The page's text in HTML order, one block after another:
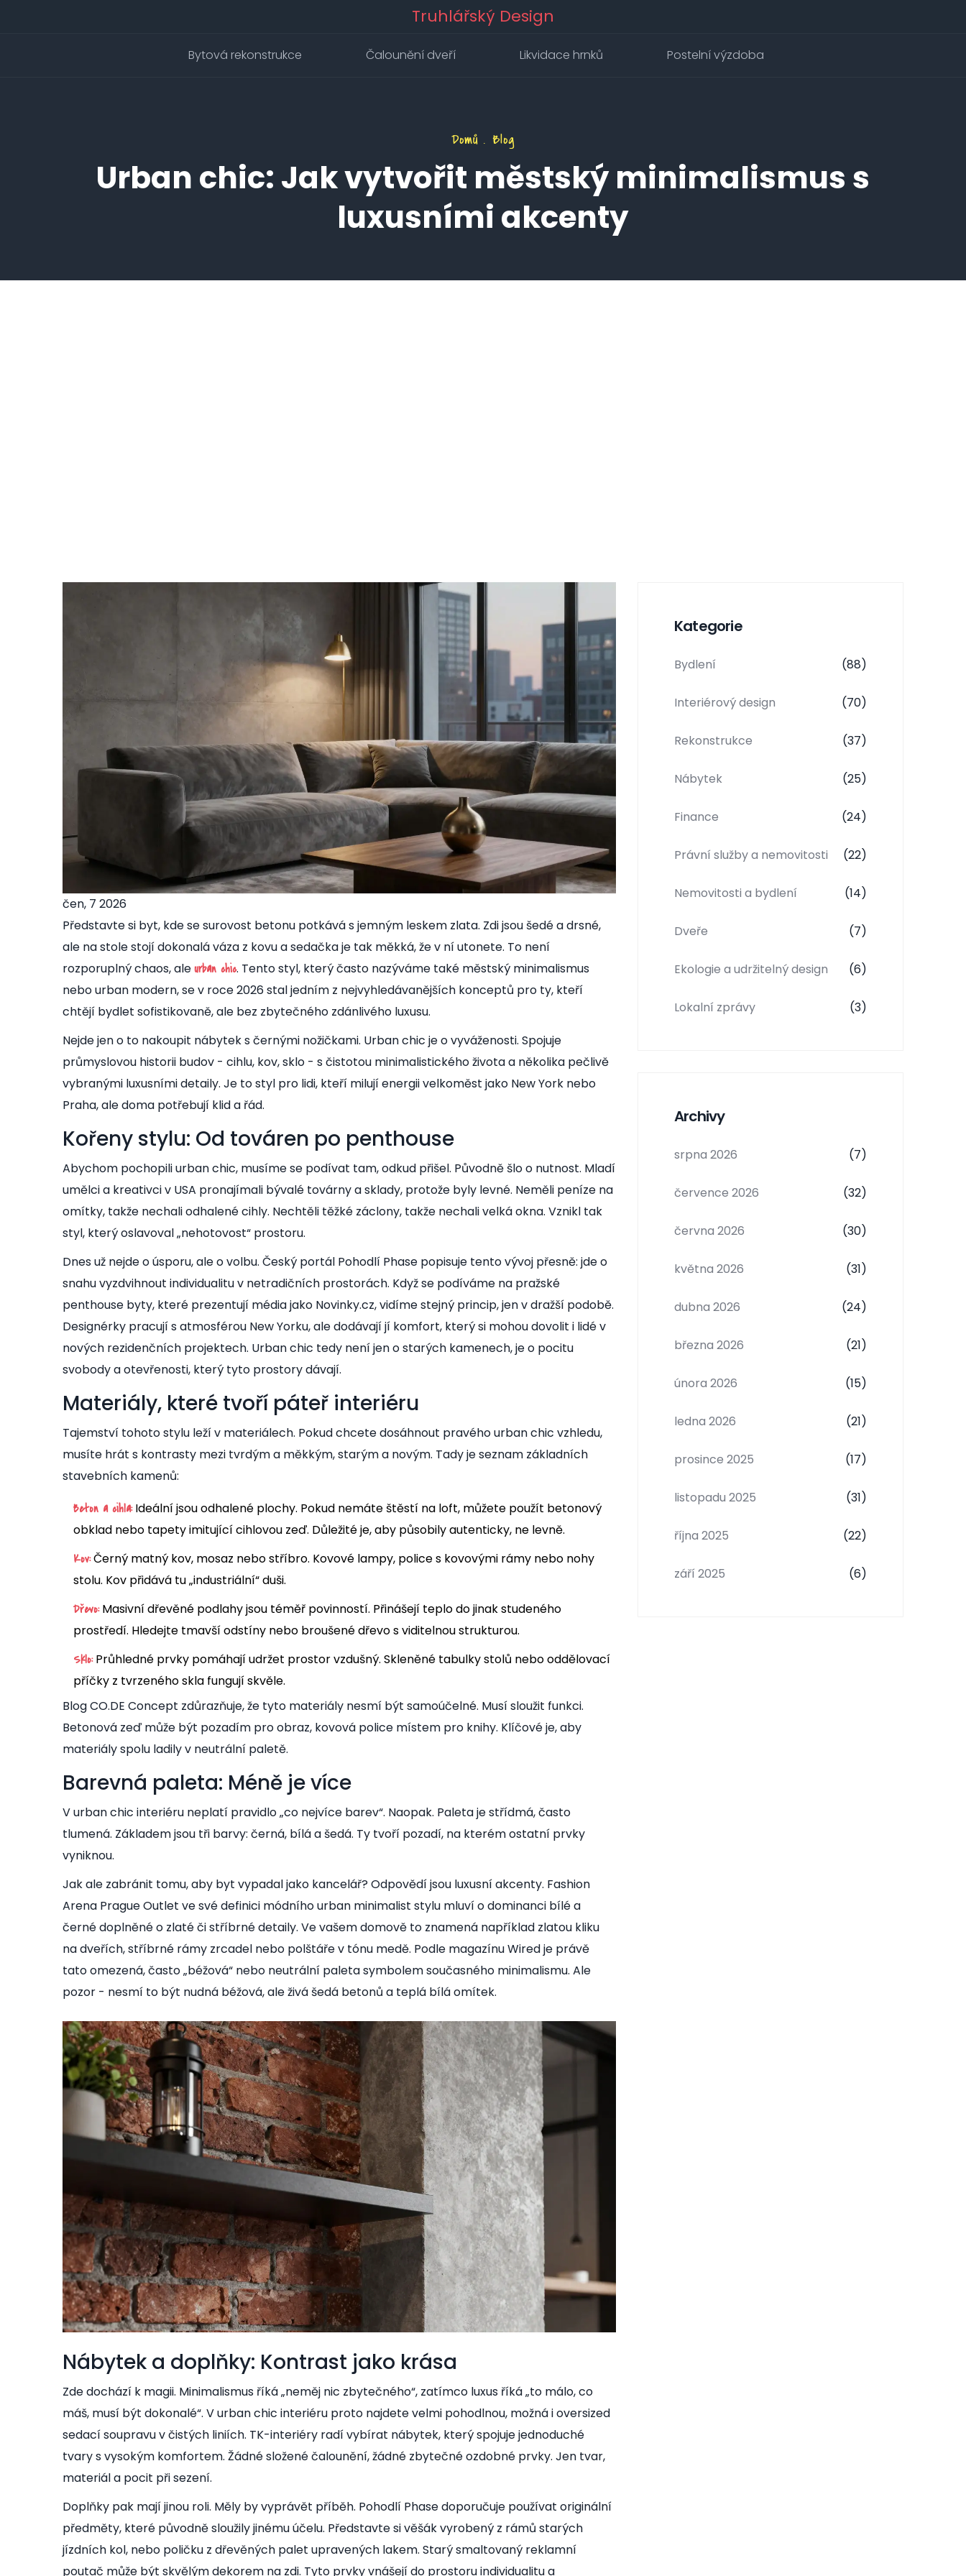
Truhlářský Design
Bytová rekonstrukce Čalounění dveří Likvidace hrnků Postelní výzdoba
Domů Blog
Urban chic: Jak vytvořit městský minimalismus s
luxusními akcenty
čen, 7 2026
Představte si byt, kde se surovost betonu potkává s jemným leskem zlata. Zdi jsou šedé a drsné,
ale na stole stojí dokonalá váza z kovu a sedačka je tak měkká, že v ní utonete. To není
rozporuplný chaos, aleurban chic. Tento styl, který často nazýváme také městský minimalismus
nebo urban modern, se v roce 2026 stal jedním z nejvyhledávanějších konceptů pro ty, kteří
chtějí bydlet sofistikovaně, ale bez zbytečného zdánlivého luxusu.
Nejde jen o to nakoupit nábytek s černými nožičkami. Urban chic je o vyváženosti. Spojuje
průmyslovou historii budov - cihlu, kov, sklo - s čistotou minimalistického života a několika pečlivě
vybranými luxusními detaily. Je to styl pro lidi, kteří milují energii velkoměst jako New York nebo
Praha, ale doma potřebují klid a řád.
Kořeny stylu: Od továren po penthouse
Abychom pochopili urban chic, musíme se podívat tam, odkud přišel. Původně šlo o nutnost. Mladí
umělci a kreativci v USA pronajímali bývalé továrny a sklady, protože byly levné. Neměli peníze na
omítky, takže nechali odhalené cihly. Nechtěli těžké záclony, takže nechali velká okna. Vznikl tak
styl, který oslavoval „nehotovost“ prostoru.
Dnes už nejde o úsporu, ale o volbu. Český portál Pohodlí Phase popisuje tento vývoj přesně: jde o
snahu vyzdvihnout individualitu v netradičních prostorách. Když se podíváme na pražské
penthouse byty, které prezentují média jako Novinky.cz, vidíme stejný princip, jen v dražší podobě.
Designérky pracují s atmosférou New Yorku, ale dodávají jí komfort, který si mohou dovolit i lidé v
nových rezidenčních projektech. Urban chic tedy není jen o starých kamenech, je o pocitu
svobody a otevřenosti, který tyto prostory dávají.
Materiály, které tvoří páteř interiéru
Tajemství tohoto stylu leží v materiálech. Pokud chcete dosáhnout pravého urban chic vzhledu,
musíte hrát s kontrasty mezi tvrdým a měkkým, starým a novým. Tady je seznam základních
stavebních kamenů:
Beton a cihla:Ideální jsou odhalené plochy. Pokud nemáte štěstí na loft, můžete použít betonový
obklad nebo tapety imitující cihlovou zeď. Důležité je, aby působily autenticky, ne levně.
Kov:Černý matný kov, mosaz nebo stříbro. Kovové lampy, police s kovovými rámy nebo nohy
stolu. Kov přidává tu „industriální“ duši.
Dřevo:Masivní dřevěné podlahy jsou téměř povinností. Přinášejí teplo do jinak studeného
prostředí. Hledejte tmavší odstíny nebo broušené dřevo s viditelnou strukturou.
Sklo:Průhledné prvky pomáhají udržet prostor vzdušný. Skleněné tabulky stolů nebo oddělovací
příčky z tvrzeného skla fungují skvěle.
Blog CO.DE Concept zdůrazňuje, že tyto materiály nesmí být samoúčelné. Musí sloužit funkci.
Betonová zeď může být pozadím pro obraz, kovová police místem pro knihy. Klíčové je, aby
materiály spolu ladily v neutrální paletě.
Barevná paleta: Méně je více
V urban chic interiéru neplatí pravidlo „co nejvíce barev“. Naopak. Paleta je střídmá, často
tlumená. Základem jsou tři barvy: černá, bílá a šedá. Ty tvoří pozadí, na kterém ostatní prvky
vyniknou.
Jak ale zabránit tomu, aby byt vypadal jako kancelář? Odpovědí jsou luxusní akcenty. Fashion
Arena Prague Outlet ve své definici módního urban minimalist stylu mluví o dominanci bílé a
černé doplněné o zlaté či stříbrné detaily. Ve vašem domově to znamená například zlatou kliku
na dveřích, stříbrné rámy zrcadel nebo polštáře v tónu medě. Podle magazínu Wired je právě
tato omezená, často „béžová“ nebo neutrální paleta symbolem současného minimalismu. Ale
pozor - nesmí to být nudná béžová, ale živá šedá betonů a teplá bílá omítek.
Nábytek a doplňky: Kontrast jako krása
Zde dochází k magii. Minimalismus říká „neměj nic zbytečného“, zatímco luxus říká „to málo, co
máš, musí být dokonalé“. V urban chic interiéru proto najdete velmi pohodlnou, možná i oversized
sedací soupravu v čistých liniích. TK-interiéry radí vybírat nábytek, který spojuje jednoduché
tvary s vysokým komfortem. Žádné složené čalounění, žádné zbytečné ozdobné prvky. Jen tvar,
materiál a pocit při sezení.
Doplňky pak mají jinou roli. Měly by vyprávět příběh. Pohodlí Phase doporučuje používat originální
předměty, které původně sloužily jinému účelu. Představte si věšák vyrobený z rámů starých
jízdních kol, nebo poličku z dřevěných palet upravených lakem. Starý smaltovaný reklamní
poutač může být skvělým dekorem na zdi. Tyto prvky vnášejí do prostoru individualitu a
Kategorie
Bydlení (88)
Interiérový design (70)
Rekonstrukce (37)
Nábytek (25)
Finance (24)
Právní služby a nemovitosti (22)
Nemovitosti a bydlení (14)
Dveře (7)
Ekologie a udržitelný design (6)
Lokalní zprávy (3)
Archivy
srpna 2026 (7)
července 2026 (32)
června 2026 (30)
května 2026 (31)
dubna 2026 (24)
března 2026 (21)
února 2026 (15)
ledna 2026 (21)
prosince 2025 (17)
listopadu 2025 (31)
října 2025 (22)
září 2025 (6)